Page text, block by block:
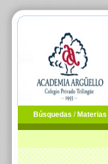
Búsquedas / Materias